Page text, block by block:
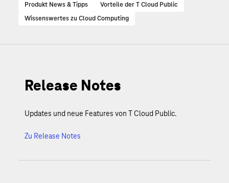
Produkt News & Tipps
Vorteile der T Cloud Public
Wissenswertes zu Cloud Computing
Release Notes
Updates und neue Features von T Cloud Public.
Zu Release Notes